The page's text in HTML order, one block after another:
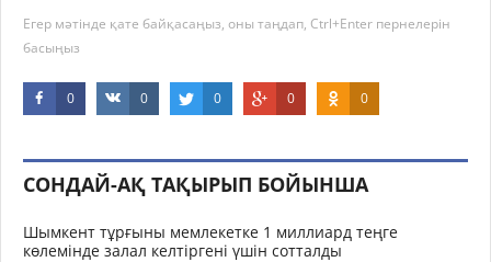
Егер мәтінде қате байқасаңыз, оны таңдап, Ctrl+Enter пернелерін
басыңыз
0 0 0 0 0
СОНДАЙ-АҚ ТАҚЫРЫП БОЙЫНША
Шымкент тұрғыны мемлекетке 1 миллиард теңге
көлемінде залал келтіргені үшін сотталды